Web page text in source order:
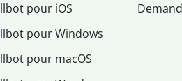
pour iOS
pour Windows
pour macOS